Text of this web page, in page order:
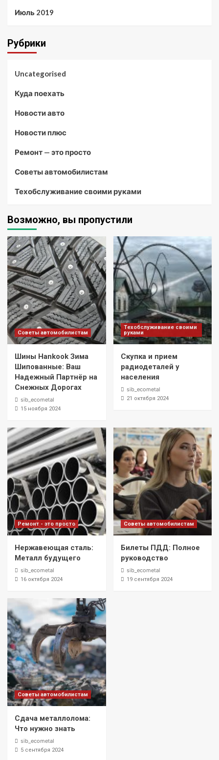
Июль 2019
Рубрики
Uncategorised
Куда поехать
Новости авто
Новости плюс
Ремонт — это просто
Советы автомобилистам
Техобслуживание своими руками
Возможно, вы пропустили
Советы автомобилистам
Шины Hankook Зима
Шипованные: Ваш
Надежный Партнёр на
Снежных Дорогах
sib_ecometal
15 ноября 2024
Техобслуживание своими
руками
Скупка и прием
радиодеталей у
населения
sib_ecometal
21 октября 2024
Ремонт - это просто
Нержавеющая сталь:
Металл будущего
sib_ecometal
16 октября 2024
Советы автомобилистам
Билеты ПДД: Полное
руководство
sib_ecometal
19 сентября 2024
Советы автомобилистам
Сдача металлолома:
Что нужно знать
sib_ecometal
5 сентября 2024